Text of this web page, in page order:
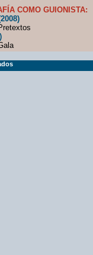
COMO GUIONISTA: